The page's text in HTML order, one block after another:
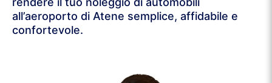
all’aeroporto di Atene semplice, affidabile e
confortevole.